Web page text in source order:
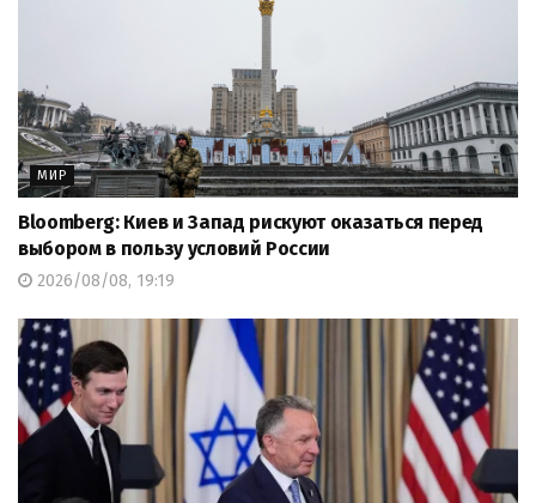
МИР
Bloomberg: Киев и Запад рискуют оказаться перед
выбором в пользу условий России
2026/08/08, 19:19